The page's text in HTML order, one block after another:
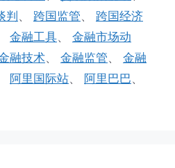
判 、 跨国监管、 跨国经济
金融工具、 金融市场动
融技术、 金融监管、 金融
阿里国际站、 阿里巴巴、